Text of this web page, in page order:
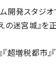
開発スタジオ
迷宮城』を
超増税都市